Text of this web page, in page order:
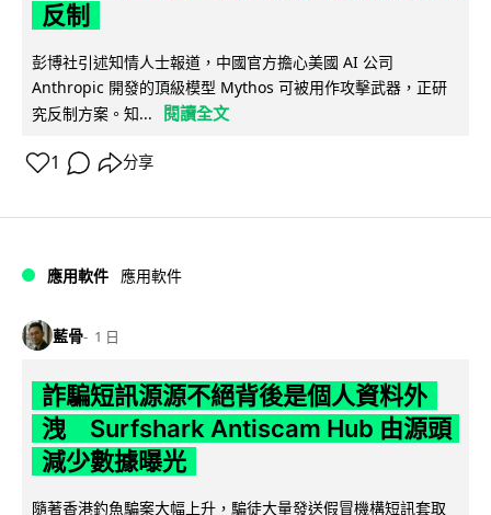
反制
彭博社引述知情人士報道，中國官方擔心美國 AI 公司
Anthropic 開發的頂級模型 Mythos 可被用作攻擊武器，正研
究反制方案。知...
閱讀全文
1 分享
應用軟件 應用軟件
藍骨 1 日
詐騙短訊源源不絕背後是個人資料外
洩 Surfshark Antiscam Hub 由源頭
減少數據曝光
隨著香港釣魚騙案大幅上升，騙徒大量發送假冒機構短訊套取